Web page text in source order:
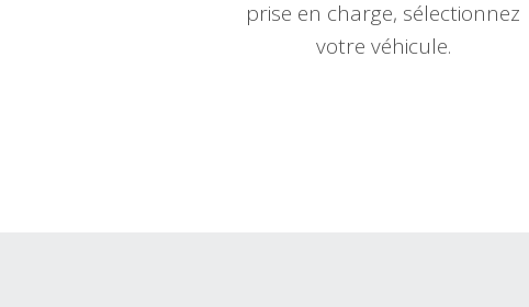
prise en charge, sélectionnez
votre véhicule.